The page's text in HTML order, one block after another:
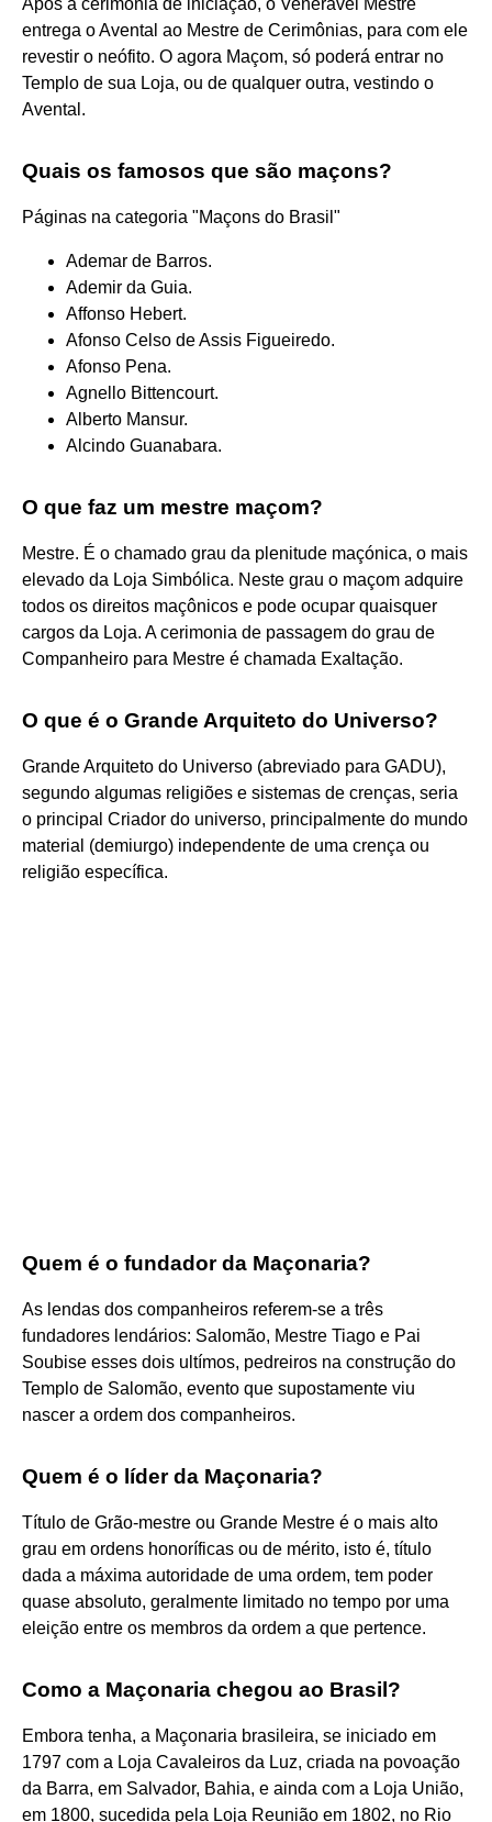
entrega o Avental ao Mestre de Cerimônias, para com ele
revestir o neófito. O agora Maçom, só poderá entrar no
Templo de sua Loja, ou de qualquer outra, vestindo o
Avental.
Quais os famosos que são maçons?
Páginas na categoria "Maçons do Brasil"
Ademar de Barros.
Ademir da Guia.
Affonso Hebert.
Afonso Celso de Assis Figueiredo.
Afonso Pena.
Agnello Bittencourt.
Alberto Mansur.
Alcindo Guanabara.
O que faz um mestre maçom?
Mestre. É o chamado grau da plenitude maçónica, o mais
elevado da Loja Simbólica. Neste grau o maçom adquire
todos os direitos maçônicos e pode ocupar quaisquer
cargos da Loja. A cerimonia de passagem do grau de
Companheiro para Mestre é chamada Exaltação.
O que é o Grande Arquiteto do Universo?
Grande Arquiteto do Universo (abreviado para GADU),
segundo algumas religiões e sistemas de crenças, seria
o principal Criador do universo, principalmente do mundo
material (demiurgo) independente de uma crença ou
religião específica.
Quem é o fundador da Maçonaria?
As lendas dos companheiros referem-se a três
fundadores lendários: Salomão, Mestre Tiago e Pai
Soubise esses dois ultímos, pedreiros na construção do
Templo de Salomão, evento que supostamente viu
nascer a ordem dos companheiros.
Quem é o líder da Maçonaria?
Título de Grão-mestre ou Grande Mestre é o mais alto
grau em ordens honoríficas ou de mérito, isto é, título
dada a máxima autoridade de uma ordem, tem poder
quase absoluto, geralmente limitado no tempo por uma
eleição entre os membros da ordem a que pertence.
Como a Maçonaria chegou ao Brasil?
Embora tenha, a Maçonaria brasileira, se iniciado em
1797 com a Loja Cavaleiros da Luz, criada na povoação
da Barra, em Salvador, Bahia, e ainda com a Loja União,
em 1800, sucedida pela Loja Reunião em 1802, no Rio